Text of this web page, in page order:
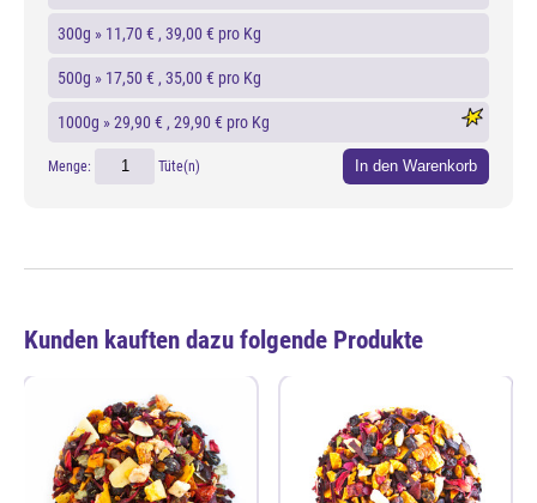
300g » 11,70 € , 39,00 € pro Kg
500g » 17,50 € , 35,00 € pro Kg
1000g »29,90 € , 29,90 € pro Kg
Menge: Tüte(n) In den Warenkorb
Kunden kauften dazu folgende Produkte